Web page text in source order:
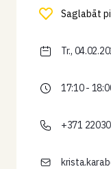
Saglabāt
Tr.,
17:10 -
+371